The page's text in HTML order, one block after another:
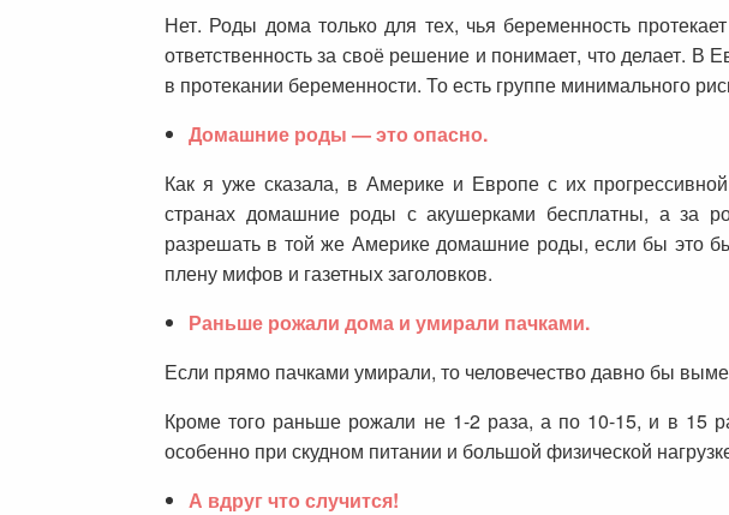
Нет. Роды дома только для тех, чья беременность
ответственность за своё решение и понимает, что делает.
в протекании беременности. То есть группе минимального
Домашние роды — это опасно.
Как я уже сказала, в Америке и Европе с их
странах домашние роды с акушерками бесплатны, а за
разрешать в той же Америке домашние роды, если бы это
плену мифов и газетных заголовков.
Раньше рожали дома и умирали пачками.
Если прямо пачками умирали, то человечество давно бы
Кроме того раньше рожали не 1-2 раза, а по 10-15, и в 15
особенно при скудном питании и большой физической
А вдруг что случится!